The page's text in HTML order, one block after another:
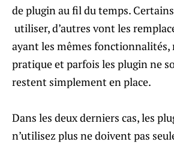
de plugin au fil du temps.
utiliser, d’autres vont les
ayant les mêmes fonctionnalités,
pratique et parfois les plugin ne
restent simplement en place.
Dans les deux derniers cas, les
n’utilisez plus ne doivent pas